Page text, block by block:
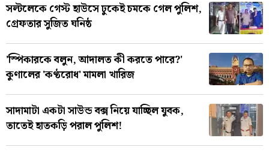
সল্টলেকে গেস্ট হাউসে ঢুকেই চমকে গেল পুলিশ,
গ্রেফতার সুজিত ঘনিষ্ঠ
'স্পিকারকে বলুন, আদালত কী করতে পারে?'
কুণালের 'কণ্ঠরোধ' মামলা খারিজ
সাদামাটা একটা সাউন্ড বক্স নিয়ে যাচ্ছিল যুবক,
তাতেই হাতকড়ি পরাল পুলিশ!